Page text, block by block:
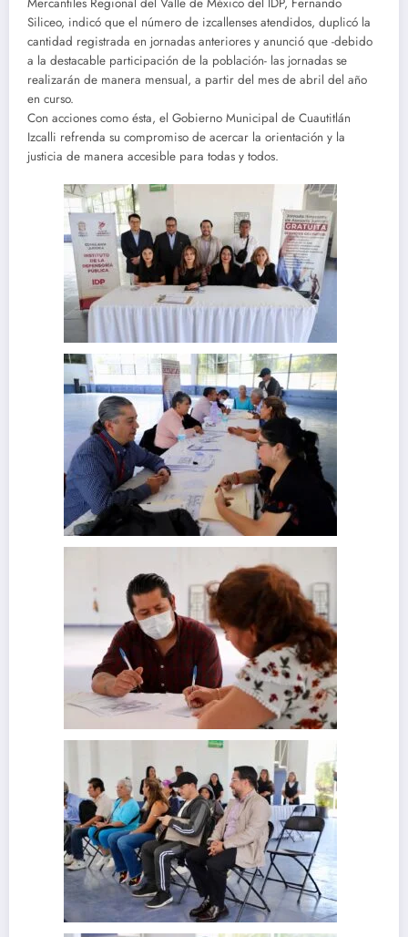
Mercantiles Regional del Valle de México del IDP, Fernando
Siliceo, indicó que el número de izcallenses atendidos, duplicó la
cantidad registrada en jornadas anteriores y anunció que -debido
a la destacable participación de la población- las jornadas se
realizarán de manera mensual, a partir del mes de abril del año
en curso.
Con acciones como ésta, el Gobierno Municipal de Cuautitlán
Izcalli refrenda su compromiso de acercar la orientación y la
justicia de manera accesible para todas y todos.